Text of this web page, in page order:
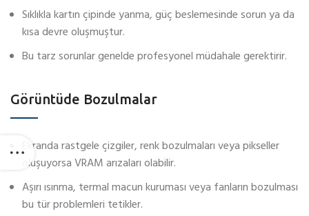
Sıklıkla kartın çipinde yanma, güç beslemesinde sorun ya da
kısa devre oluşmuştur.
Bu tarz sorunlar genelde profesyonel müdahale gerektirir.
Görüntüde Bozulmalar
Ekranda rastgele çizgiler, renk bozulmaları veya pikseller
oluşuyorsa VRAM arızaları olabilir.
Aşırı ısınma, termal macun kuruması veya fanların bozulması
bu tür problemleri tetikler.